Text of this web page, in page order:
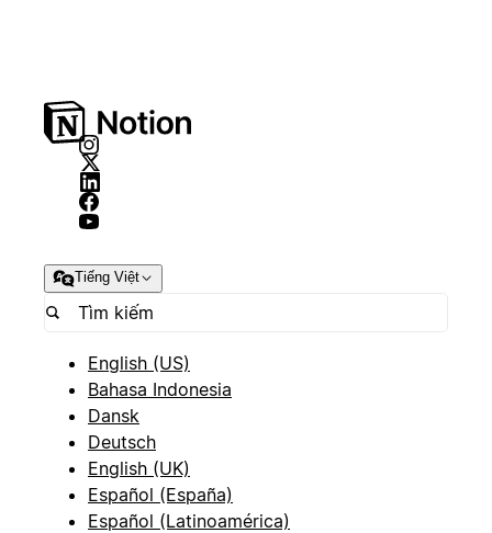
Tiếng Việt
English (US)
Bahasa Indonesia
Dansk
Deutsch
English (UK)
Español (España)
Español (Latinoamérica)